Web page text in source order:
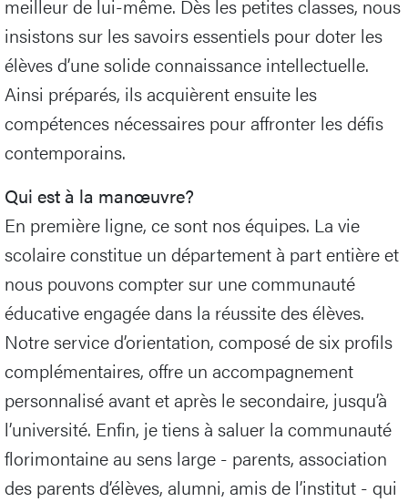
meilleur de lui-même. Dès les petites classes, nous
insistons sur les savoirs essentiels pour doter les
élèves d’une solide connaissance intellectuelle.
Ainsi préparés, ils acquièrent ensuite les
compétences nécessaires pour affronter les défis
contemporains.
Qui est à la manœuvre?
En première ligne, ce sont nos équipes. La vie
scolaire constitue un département à part entière et
nous pouvons compter sur une communauté
éducative engagée dans la réussite des élèves.
Notre service d’orientation, composé de six profils
complémentaires, offre un accompagnement
personnalisé avant et après le secondaire, jusqu’à
l’université. Enfin, je tiens à saluer la communauté
florimontaine au sens large - parents, association
des parents d’élèves, alumni, amis de l’institut - qui